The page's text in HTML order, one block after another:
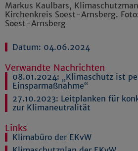
Markus Kaulbars,
Kirchenkreis Soest-Arnsberg.
Soest-Arnsberg
Datum: 04.06.2024
Verwandte Nachrichten
08.01.2024: „Klimaschutz ist
Einsparmaßnahme“
27.10.2023: Leitplanken für
zur Klimaneutralität
Links
Klimabüro der EKvW